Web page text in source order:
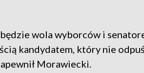
wola wyborców i
kandydatem, który nie
Morawiecki.